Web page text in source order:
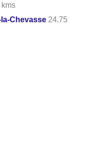
kms
Chevasse 24.75